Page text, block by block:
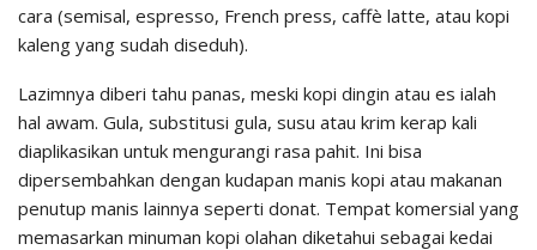
cara (semisal, espresso, French press, caffè latte, atau kopi
kaleng yang sudah diseduh).
Lazimnya diberi tahu panas, meski kopi dingin atau es ialah
hal awam. Gula, substitusi gula, susu atau krim kerap kali
diaplikasikan untuk mengurangi rasa pahit. Ini bisa
dipersembahkan dengan kudapan manis kopi atau makanan
penutup manis lainnya seperti donat. Tempat komersial yang
memasarkan minuman kopi olahan diketahui sebagai kedai